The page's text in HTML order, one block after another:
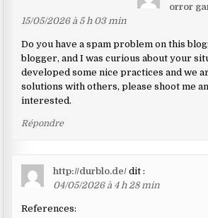
les
commentaires
orror
15/05/2026 à 5 h 03 min
Do you have a spam problem on this
blogger, and I was curious about your
developed some nice practices and we
solutions with others, please shoot me
interested.
Répondre
http://durblo.de/ dit :
04/05/2026 à 4 h 28 min
References: